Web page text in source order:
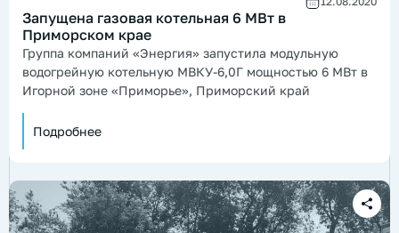
Запущена газовая котельная 6 МВт в
Приморском крае
Группа компаний «Энергия» запустила модульную
водогрейную котельную МВКУ-6,0Г мощностью 6 МВт в
Игорной зоне «Приморье», Приморский край
Подробнее